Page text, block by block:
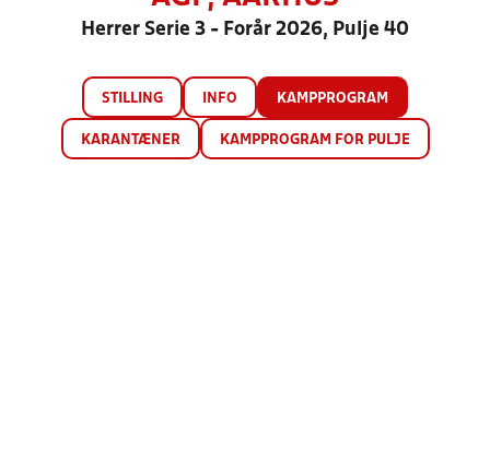
Herrer Serie 3 - Forår 2026, Pulje 40
STILLING INFO KAMPPROGRAM
KARANTÆNER KAMPPROGRAM FOR PULJE